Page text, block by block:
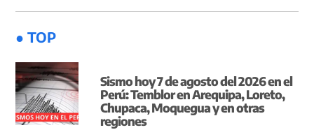
● TOP
Sismo hoy 7 de agosto del 2026 en el
Perú: Temblor en Arequipa, Loreto,
Chupaca, Moquegua y en otras
regiones